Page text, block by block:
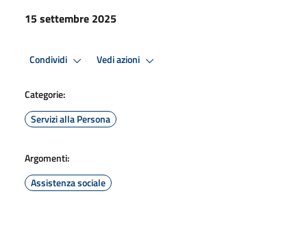
15 settembre 2025
Condividi Vedi azioni
Categorie:
Servizi alla Persona
Argomenti:
Assistenza sociale